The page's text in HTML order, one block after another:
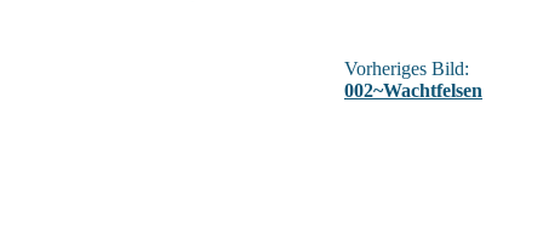
Vorheriges Bild:
002~Wachtfelsen